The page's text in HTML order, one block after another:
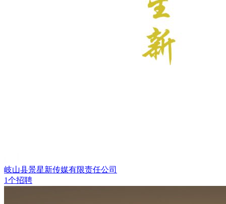
岐山县景星新传媒有限责任公司
1个招聘